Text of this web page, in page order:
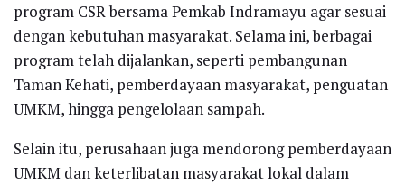
program CSR bersama Pemkab Indramayu agar sesuai
dengan kebutuhan masyarakat. Selama ini, berbagai
program telah dijalankan, seperti pembangunan
Taman Kehati, pemberdayaan masyarakat, penguatan
UMKM, hingga pengelolaan sampah.
Selain itu, perusahaan juga mendorong pemberdayaan
UMKM dan keterlibatan masyarakat lokal dalam